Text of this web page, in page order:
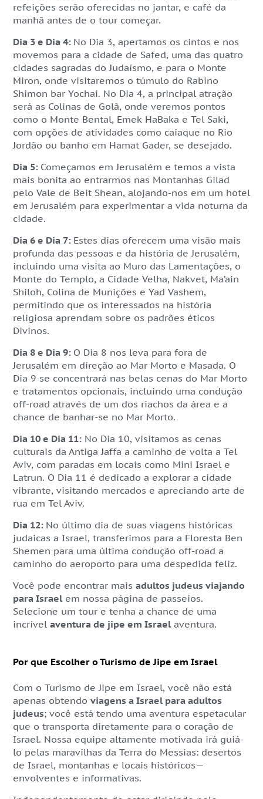
refeições serão oferecidas no jantar, e café da
manhã antes de o tour começar.
Dia 3 e Dia 4: No Dia 3, apertamos os cintos e nos
movemos para a cidade de Safed, uma das quatro
cidades sagradas do Judaísmo, e para o Monte
Miron, onde visitaremos o túmulo do Rabino
Shimon bar Yochai. No Dia 4, a principal atração
será as Colinas de Golã, onde veremos pontos
como o Monte Bental, Emek HaBaka e Tel Saki,
com opções de atividades como caiaque no Rio
Jordão ou banho em Hamat Gader, se desejado.
Dia 5: Começamos em Jerusalém e temos a vista
mais bonita ao entrarmos nas Montanhas Gilad
pelo Vale de Beit Shean, alojando-nos em um hotel
em Jerusalém para experimentar a vida noturna da
cidade.
Dia 6 e Dia 7: Estes dias oferecem uma visão mais
profunda das pessoas e da história de Jerusalém,
incluindo uma visita ao Muro das Lamentações, o
Monte do Templo, a Cidade Velha, Nakvet, Ma’ain
Shiloh, Colina de Munições e Yad Vashem,
permitindo que os interessados na história
religiosa aprendam sobre os padrões éticos
Divinos.
Dia 8 e Dia 9: O Dia 8 nos leva para fora de
Jerusalém em direção ao Mar Morto e Masada. O
Dia 9 se concentrará nas belas cenas do Mar Morto
e tratamentos opcionais, incluindo uma condução
off-road através de um dos riachos da área e a
chance de banhar-se no Mar Morto.
Dia 10 e Dia 11: No Dia 10, visitamos as cenas
culturais da Antiga Jaffa a caminho de volta a Tel
Aviv, com paradas em locais como Mini Israel e
Latrun. O Dia 11 é dedicado a explorar a cidade
vibrante, visitando mercados e apreciando arte de
rua em Tel Aviv.
Dia 12: No último dia de suas viagens históricas
judaicas a Israel, transferimos para a Floresta Ben
Shemen para uma última condução off-road a
caminho do aeroporto para uma despedida feliz.
Você pode encontrar mais adultos judeus viajando
para Israelem nossa página de passeios.
Selecione um tour e tenha a chance de uma
incrível aventura de jipe em Israelaventura.
Por que Escolher o Turismo de Jipe em Israel
Com o Turismo de Jipe em Israel, você não está
apenas obtendo viagens a Israel para adultos
judeus; você está tendo uma aventura espetacular
que o transporta diretamente para o coração de
Israel. Nossa equipe altamente motivada irá guiá-
lo pelas maravilhas da Terra do Messias: desertos
de Israel, montanhas e locais históricos—
envolventes e informativas.